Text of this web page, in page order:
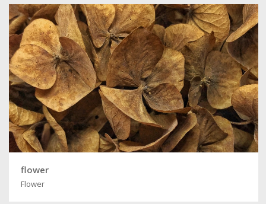
flower
Flower